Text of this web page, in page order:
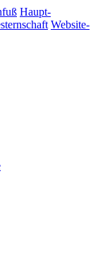
Haupt-
Website-